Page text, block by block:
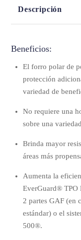
Descripción
Beneficios:
El forro polar de
protección
variedad de
No requiere una
sobre una
Brinda mayor
áreas más
Aumenta la
EverGuard® TPO
2 partes GAF (en
estándar) o el
500®.